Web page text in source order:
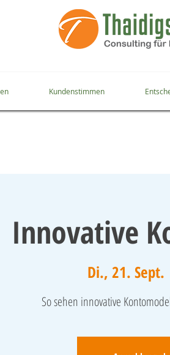
Kundenstimmen
Innovative
Di., 21. Sept.
So sehen innovative